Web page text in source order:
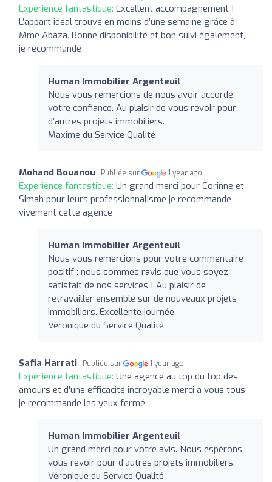
Expérience fantastique: Excellent accompagnement !
L’appart idéal trouvé en moins d’une semaine grâce à
Mme Abaza. Bonne disponibilité et bon suivi également,
je recommande
Human Immobilier Argenteuil
Nous vous remercions de nous avoir accordé
votre confiance. Au plaisir de vous revoir pour
d’autres projets immobiliers.
Maxime du Service Qualité
Mohand Bouanou Publiée sur 1 year ago
Expérience fantastique: Un grand merci pour Corinne et
Simah pour leurs professionnalisme je recommande
vivement cette agence
Human Immobilier Argenteuil
Nous vous remercions pour votre commentaire
positif : nous sommes ravis que vous soyez
satisfait de nos services ! Au plaisir de
retravailler ensemble sur de nouveaux projets
immobiliers. Excellente journée.
Véronique du Service Qualité
Safia Harrati Publiée sur 1 year ago
Expérience fantastique: Une agence au top du top des
amours et d'une efficacité incroyable merci à vous tous
je recommande les yeux fermé
Human Immobilier Argenteuil
Un grand merci pour votre avis. Nous espérons
vous revoir pour d'autres projets immobiliers.
Véronique du Service Qualité